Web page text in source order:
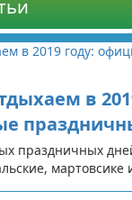
в
праздничных
мартовсике